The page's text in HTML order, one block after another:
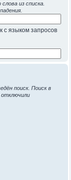
из списка.
с языком запросов
поиск. Поиск в